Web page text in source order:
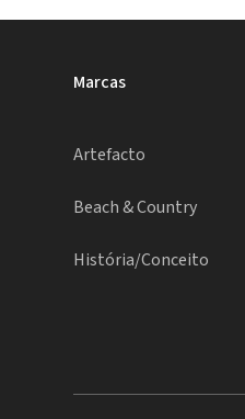
Marcas
Artefacto
Beach & Country
História/Conceito